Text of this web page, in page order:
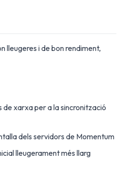
lleugeres i de bon rendiment,
de xarxa per a la sincronització
dels servidors de Momentum
lleugerament més llarg